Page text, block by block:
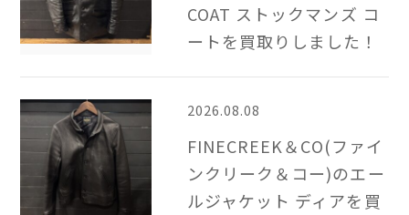
COAT ストックマンズ コ
ートを買取りしました！
2026.08.08
FINECREEK＆CO(ファイ
ンクリーク＆コー)のエー
ルジャケット ディアを買